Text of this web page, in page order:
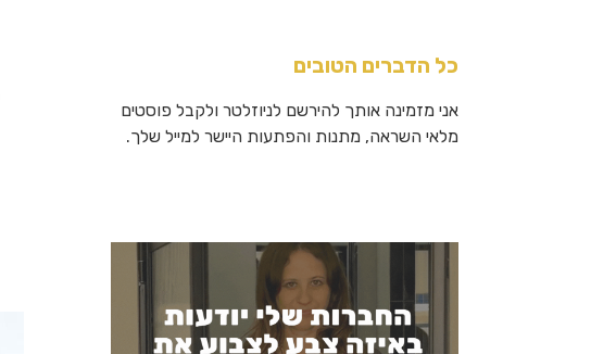
כל הדברים הטובים
אני מזמינה אותך להירשם לניוזלטר ולקבל פוסטים
מלאי השראה, מתנות והפתעות היישר למייל שלך.